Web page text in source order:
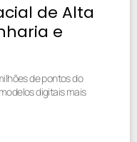
de Alta
e
de pontos do
digitais mais